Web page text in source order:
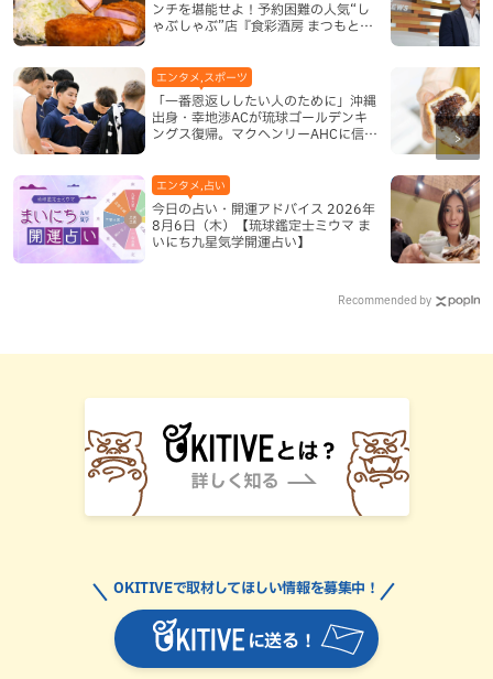
ンチを堪能せよ！予約困難の人気“し
ゃぶしゃぶ”店『食彩酒房 まつもと』
「一番恩返ししたい人のために」沖縄
出身・幸地渉ACが琉球ゴールデンキ
ングス復帰。マクヘンリーAHCに信頼
エンタメ,スポーツ
今日の占い・開運アドバイス 2026年
8月6日（木）【琉球鑑定士ミウマ ま
いにち九星気学開運占い】
エンタメ,占い
Recommended by
に送る！
OKITIVEで取材してほしい情報を募集中！